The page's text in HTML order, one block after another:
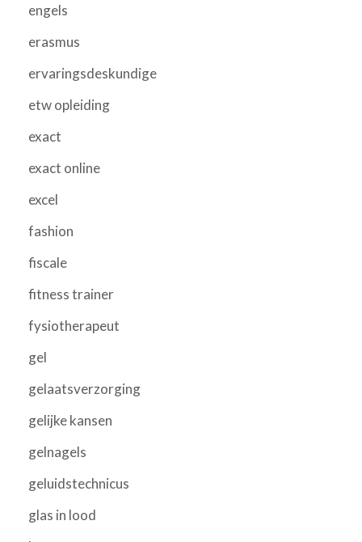
engels
erasmus
ervaringsdeskundige
etw opleiding
exact
exact online
excel
fashion
fiscale
fitness trainer
fysiotherapeut
gel
gelaatsverzorging
gelijke kansen
gelnagels
geluidstechnicus
glas in lood